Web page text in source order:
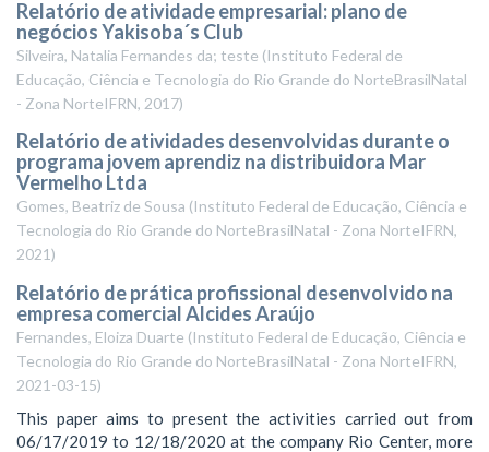
Relatório de atividade empresarial: plano de
negócios Yakisoba´s Club
Silveira, Natalia Fernandes da; teste (Instituto Federal de
Educação, Ciência e Tecnologia do Rio Grande do NorteBrasilNatal
- Zona NorteIFRN, 2017)
Relatório de atividades desenvolvidas durante o
programa jovem aprendiz na distribuidora Mar
Vermelho Ltda
Gomes, Beatriz de Sousa (Instituto Federal de Educação, Ciência e
Tecnologia do Rio Grande do NorteBrasilNatal - Zona NorteIFRN,
2021)
Relatório de prática profissional desenvolvido na
empresa comercial Alcides Araújo
Fernandes, Eloiza Duarte (Instituto Federal de Educação, Ciência e
Tecnologia do Rio Grande do NorteBrasilNatal - Zona NorteIFRN,
2021-03-15)
This paper aims to present the activities carried out from
06/17/2019 to 12/18/2020 at the company Rio Center, more